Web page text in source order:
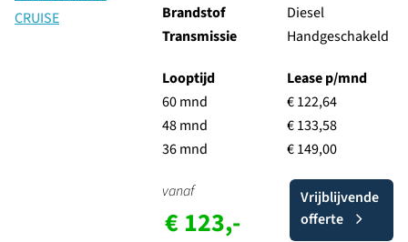
Brandstof
Diesel
Transmissie
Handgeschakeld
Looptijd
60 mnd
48 mnd
36 mnd
Lease p/mnd
€ 122,64
€ 133,58
€ 149,00
vanaf
€ 123,-
Vrijblijvende
offerte